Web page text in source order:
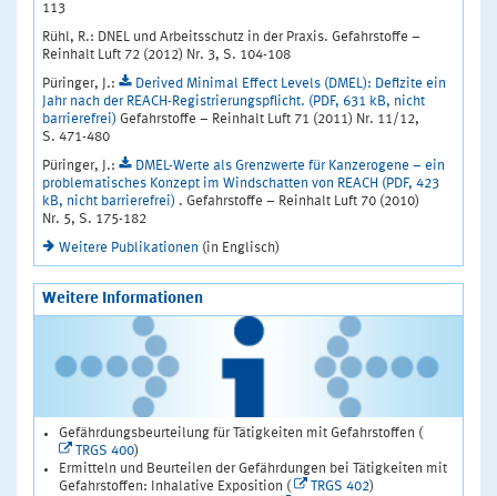
113
Rühl, R.: DNEL und Arbeitsschutz in der Praxis. Gefahrstoffe –
Reinhalt Luft 72 (2012) Nr. 3, S. 104-108
Püringer, J.:
Derived Minimal Effect Levels (DMEL): Defizite ein
Jahr nach der REACH-Registrierungspflicht. (PDF, 631 kB, nicht
barrierefrei) Gefahrstoffe – Reinhalt Luft 71 (2011) Nr. 11/12,
S. 471-480
Püringer, J.:
DMEL-Werte als Grenzwerte für Kanzerogene – ein
problematisches Konzept im Windschatten von REACH (PDF, 423
kB, nicht barrierefrei) . Gefahrstoffe – Reinhalt Luft 70 (2010)
Nr. 5, S. 175-182
Weitere Publikationen (in Englisch)
Weitere Informationen
Gefährdungsbeurteilung für Tätigkeiten mit Gefahrstoffen (
TRGS 400)
Ermitteln und Beurteilen der Gefährdungen bei Tätigkeiten mit
Gefahrstoffen: Inhalative Exposition (
TRGS 402)